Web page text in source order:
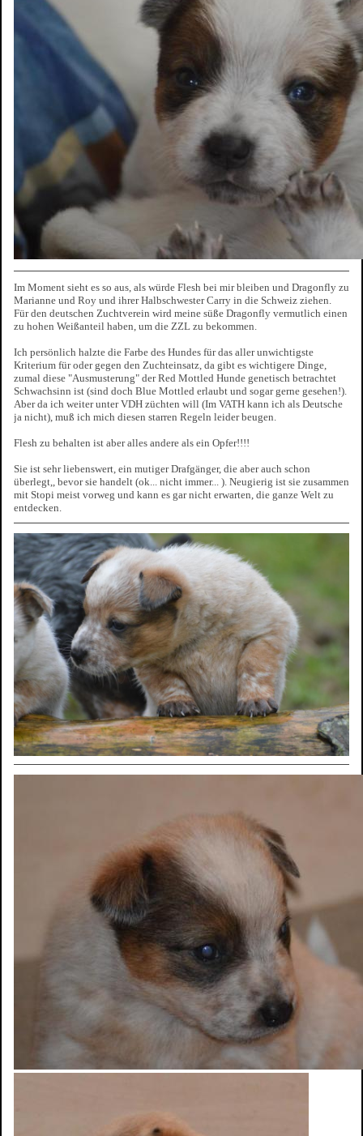
Im Moment sieht es so aus, als würde Flesh bei mir bleiben und Dragonfly zu
Marianne und Roy und ihrer Halbschwester Carry in die Schweiz ziehen.
Für den deutschen Zuchtverein wird meine süße Dragonfly vermutlich einen
zu hohen Weißanteil haben, um die ZZL zu bekommen.
Ich persönlich halzte die Farbe des Hundes für das aller unwichtigste
Kriterium für oder gegen den Zuchteinsatz, da gibt es wichtigere Dinge,
zumal diese "Ausmusterung" der Red Mottled Hunde genetisch betrachtet
Schwachsinn ist (sind doch Blue Mottled erlaubt und sogar gerne gesehen!).
Aber da ich weiter unter VDH züchten will (Im VATH kann ich als Deutsche
ja nicht), muß ich mich diesen starren Regeln leider beugen.
Flesh zu behalten ist aber alles andere als ein Opfer!!!!
Sie ist sehr liebenswert, ein mutiger Drafgänger, die aber auch schon
überlegt,, bevor sie handelt (ok... nicht immer... ). Neugierig ist sie zusammen
mit Stopi meist vorweg und kann es gar nicht erwarten, die ganze Welt zu
entdecken.